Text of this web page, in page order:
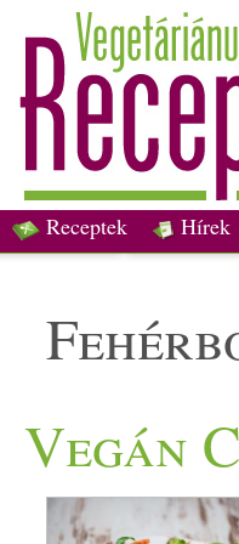
Receptek Hírek
Vegán